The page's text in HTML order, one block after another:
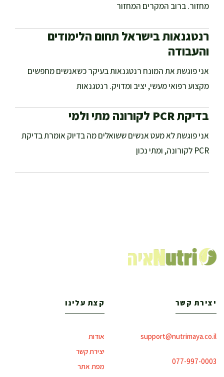
מחזור. ברוב המקרים המחזור
רנטגנאות בישראל תחום הלימודים
והעבודה
אני פוגשת את המונח רנטגנאות בעיקר כשאנשים מחפשים
מקצוע רפואי מעשי, יציב ומדויק. רנטגנאות
בדיקת PCR לקורונה מתי ולמי
אני פוגשת לא מעט אנשים ששואלים מה בדיוק אומרת בדיקת
PCR לקורונה, ומתי נכון
יצירת קשר
support@nutrimaya.co.il
077-997-0003
קצת עלינו
אודות
יצירת קשר
מפת אתר